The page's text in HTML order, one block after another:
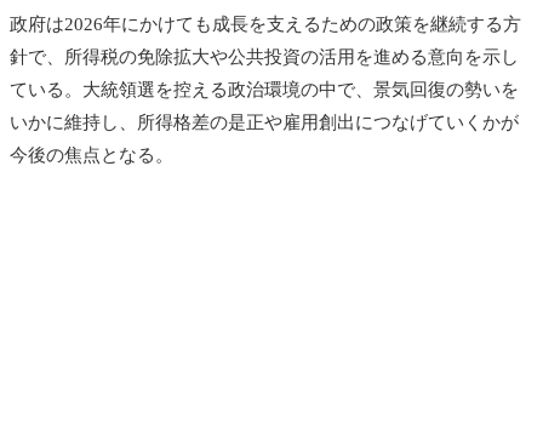
政府は2026年にかけても成長を支えるための政策を継続する方
針で、所得税の免除拡大や公共投資の活用を進める意向を示し
ている。大統領選を控える政治環境の中で、景気回復の勢いを
いかに維持し、所得格差の是正や雇用創出につなげていくかが
今後の焦点となる。